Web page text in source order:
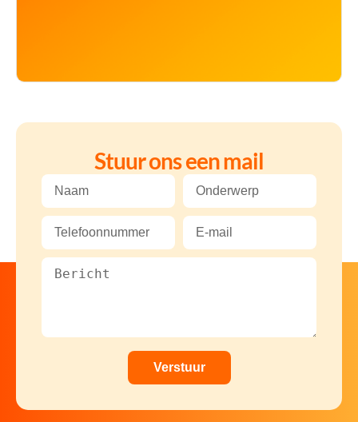
Stuur ons een mail